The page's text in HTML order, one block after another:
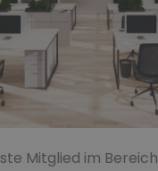
Mitglied im Bereich